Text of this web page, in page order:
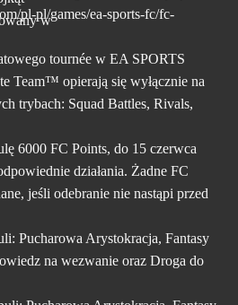
pl-pl/games/ea-sports-fc/fc-
tournée w EA SPORTS
Team™ opierają się wyłącznie na
trybach: Squad Battles, Rivals,
6000 FC Points, do 15 czerwca
działania. Żadne FC
jeśli odebranie nie nastąpi przed
Pucharowa Arystokracja, Fantasy
na wezwanie oraz Droga do